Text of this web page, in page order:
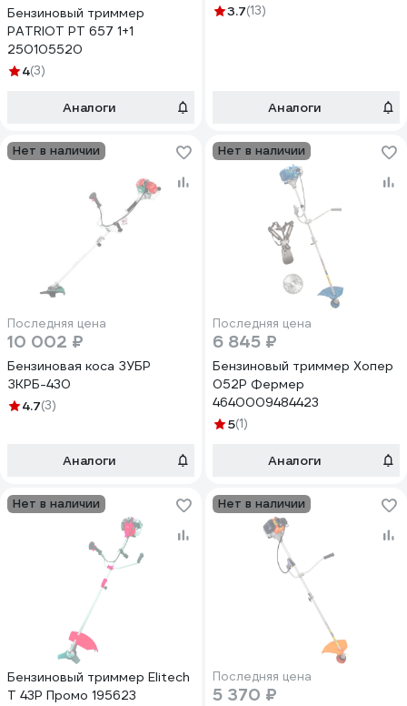
Бензиновый триммер
PATRIOT PТ 657 1+1
250105520
4(3)
Аналоги
3.7(13)
Аналоги
Нет в наличии
Последняя цена
10 002 ₽
Бензиновая коса ЗУБР
ЗКРБ-430
4.7(3)
Аналоги
Нет в наличии
Последняя цена
6 845 ₽
Бензиновый триммер Хопер
052Р Фермер
4640009484423
5(1)
Аналоги
Нет в наличии
Бензиновый триммер Elitech
Т 43Р Промо 195623
Нет в наличии
Последняя цена
5 370 ₽